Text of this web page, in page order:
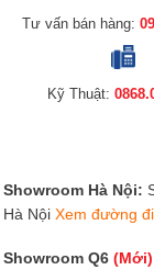
Tư vấn bán hàng:
Kỹ Thuật:
Showroom Hà Nội:
Hà Nội Xem đường đi
Showroom Q6 (Mới)